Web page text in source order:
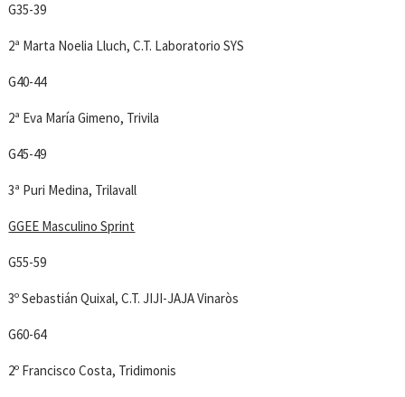
G35-39
2ª Marta Noelia Lluch, C.T. Laboratorio SYS
G40-44
2ª Eva María Gimeno, Trivila
G45-49
3ª Puri Medina, Trilavall
GGEE Masculino Sprint
G55-59
3º Sebastián Quixal, C.T. JIJI-JAJA Vinaròs
G60-64
2º Francisco Costa, Tridimonis